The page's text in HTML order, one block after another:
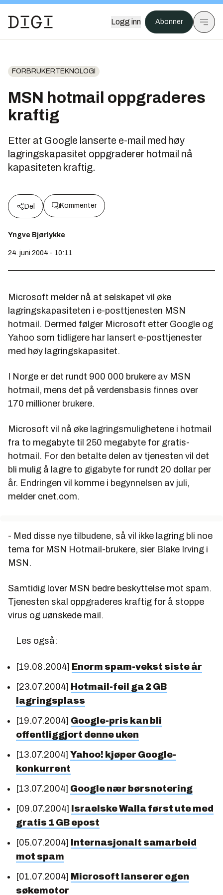
Logg inn Abonner
FORBRUKERTEKNOLOGI
MSN hotmail oppgraderes
kraftig
Etter at Google lanserte e-mail med høy
lagringskapasitet oppgraderer hotmail nå
kapasiteten kraftig.
Del Kommenter
Yngve Bjørlykke
24. juni 2004 - 10:11
Microsoft melder nå at selskapet vil øke
lagringskapasiteten i e-posttjenesten MSN
hotmail. Dermed følger Microsoft etter Google og
Yahoo som tidligere har lansert e-posttjenester
med høy lagringskapasitet.
I Norge er det rundt 900 000 brukere av MSN
hotmail, mens det på verdensbasis finnes over
170 millioner brukere.
Microsoft vil nå øke lagringsmulighetene i hotmail
fra to megabyte til 250 megabyte for gratis-
hotmail. For den betalte delen av tjenesten vil det
bli mulig å lagre to gigabyte for rundt 20 dollar per
år. Endringen vil komme i begynnelsen av juli,
melder cnet.com.
- Med disse nye tilbudene, så vil ikke lagring bli noe
tema for MSN Hotmail-brukere, sier Blake Irving i
MSN.
Samtidig lover MSN bedre beskyttelse mot spam.
Tjenesten skal oppgraderes kraftig for å stoppe
virus og uønskede mail.
Les også:
[19.08.2004] Enorm spam-vekst siste år
[23.07.2004] Hotmail-feil ga 2 GB
lagringsplass
[19.07.2004] Google-pris kan bli
offentliggjort denne uken
[13.07.2004] Yahoo! kjøper Google-
konkurrent
[13.07.2004] Google nær børsnotering
[09.07.2004]
Israelske Walla først ute med
gratis 1 GB epost
[05.07.2004]
Internasjonalt samarbeid
mot spam
[01.07.2004] Microsoft lanserer egen
søkemotor